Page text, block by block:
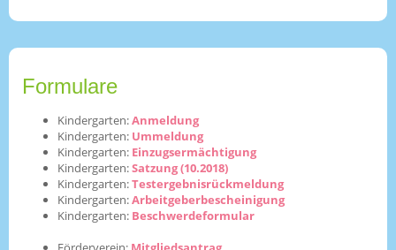
Formulare
Kindergarten:Anmeldung
Kindergarten: Ummeldung
Kindergarten: Einzugsermächtigung
Kindergarten:Satzung (10.2018)
Kindergarten:Testergebnisrückmeldung
Kindergarten:Arbeitgeberbescheinigung
Kindergarten: Beschwerdeformular